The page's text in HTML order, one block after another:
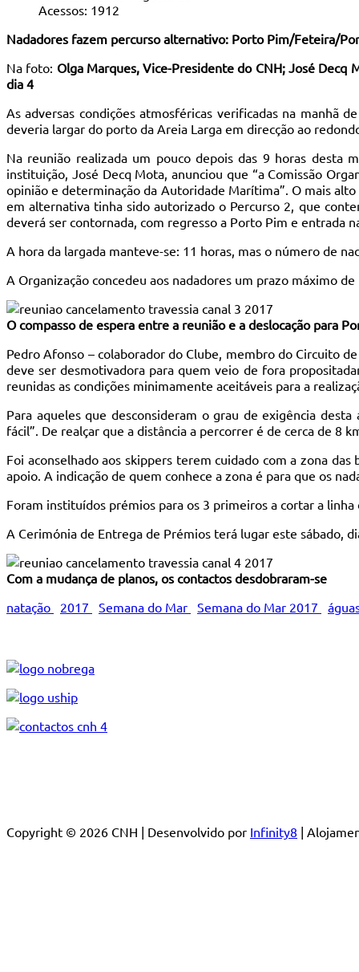
Acessos: 1912
Nadadores fazem percurso alternativo: Porto Pim/Feteira/
Na foto: Olga Marques, Vice-Presidente do CNH; José
dia 4
As adversas condições atmosféricas verificadas na manhã
deveria largar do porto da Areia Larga em direcção ao
Na reunião realizada um pouco depois das 9 horas desta
instituição, José Decq Mota, anunciou que “a Comissão
opinião e determinação da Autoridade Marítima”. O mais
em alternativa tinha sido autorizado o Percurso 2, que
deverá ser contornada, com regresso a Porto Pim e entrada
A hora da largada manteve-se: 11 horas, mas o número de
A Organização concedeu aos nadadores um prazo máximo
O compasso de espera entre a reunião e a deslocação para
Pedro Afonso – colaborador do Clube, membro do Circuito
deve ser desmotivadora para quem veio de fora
reunidas as condições minimamente aceitáveis para a
Para aqueles que desconsideram o grau de exigência
fácil”. De realçar que a distância a percorrer é de cerca de 8
Foi aconselhado aos skippers terem cuidado com a zona
apoio. A indicação de quem conhece a zona é para que os
Foram instituídos prémios para os 3 primeiros a cortar a
A Cerimónia de Entrega de Prémios terá lugar este sábado,
Com a mudança de planos, os contactos desdobraram-se
natação
2017 Semana do Mar Semana do Mar 2017
Copyright © 2026 CNH | Desenvolvido por Infinity8 |